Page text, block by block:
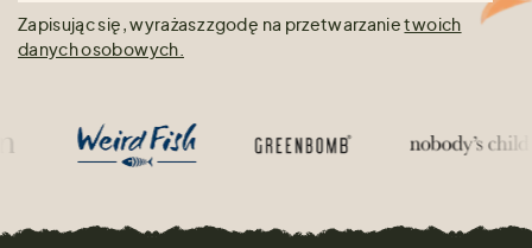
Zapisując się, wyrażasz zgodę na przetwarzanietwoich
danych osobowych.